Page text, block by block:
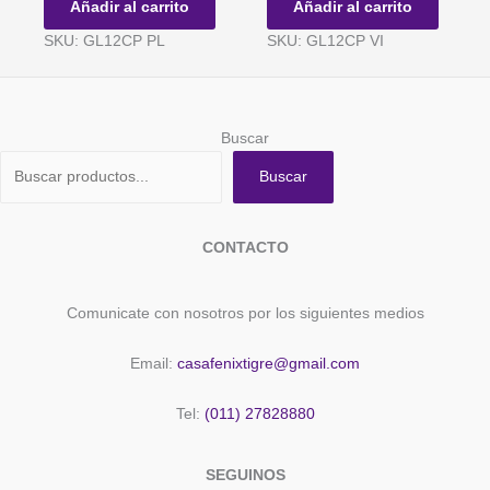
PLATEADO
x
Añadir al carrito
SKU: GL12CP PL
VIOLETA
x
Añadir al carrito
SKU: GL12CP VI
Buscar
Buscar
CONTACTO
Comunicate con nosotros por los siguientes medios
Email: casafenixtigre@gmail.com
Tel: (011) 27828880
SEGUINOS